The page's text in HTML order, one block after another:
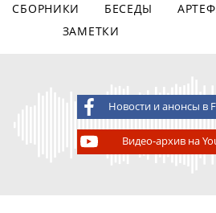
СБОРНИКИ БЕСЕДЫ
ЗАМЕТКИ
Новости и анонсы в
Видео-архив на